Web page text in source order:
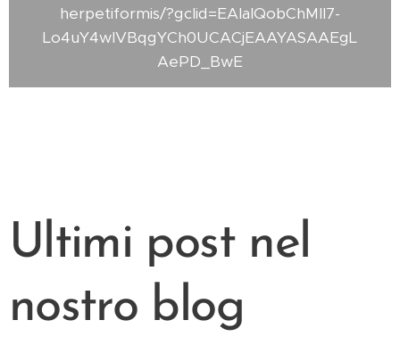
herpetiformis/?gclid=EAIaIQobChMIl7-
Lo4uY4wIVBqgYCh0UCACjEAAYASAAEgL
AePD_BwE
Ultimi post nel
nostro blog